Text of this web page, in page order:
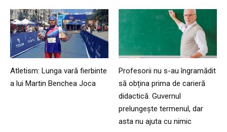
Atletism: Lunga vară fierbinte
a lui Martin Benchea Joca
Profesorii nu s-au îngramădit
să obțina prima de carieră
didactică. Guvernul
prelungește termenul, dar
asta nu ajuta cu nimic